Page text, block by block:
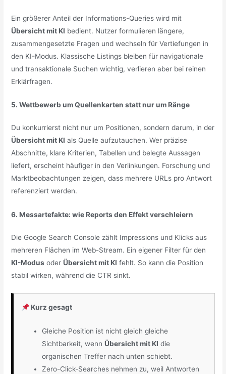
Ein größerer Anteil der Informations-Queries wird mit
Übersicht mit KI bedient. Nutzer formulieren längere,
zusammengesetzte Fragen und wechseln für Vertiefungen in
den KI-Modus. Klassische Listings bleiben für navigationale
und transaktionale Suchen wichtig, verlieren aber bei reinen
Erklärfragen.
5. Wettbewerb um Quellenkarten statt nur um Ränge
Du konkurrierst nicht nur um Positionen, sondern darum, in der
Übersicht mit KI als Quelle aufzutauchen. Wer präzise
Abschnitte, klare Kriterien, Tabellen und belegte Aussagen
liefert, erscheint häufiger in den Verlinkungen. Forschung und
Marktbeobachtungen zeigen, dass mehrere URLs pro Antwort
referenziert werden.
6. Messartefakte: wie Reports den Effekt verschleiern
Die Google Search Console zählt Impressions und Klicks aus
mehreren Flächen im Web-Stream. Ein eigener Filter für den
KI-Modus oderÜbersicht mit KI fehlt. So kann die Position
stabil wirken, während die CTR sinkt.
Kurz gesagt
Gleiche Position ist nicht gleich gleiche
Sichtbarkeit, wennÜbersicht mit KI die
organischen Treffer nach unten schiebt.
Zero-Click-Searches nehmen zu, weil Antworten